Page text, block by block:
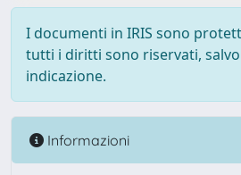
I documenti in IRIS sono
tutti i diritti sono riservati,
indicazione.
Informazioni